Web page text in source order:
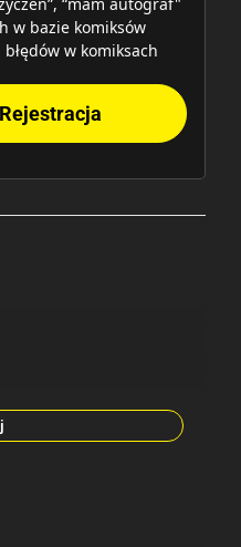
w bazie komiksów
w komiksach